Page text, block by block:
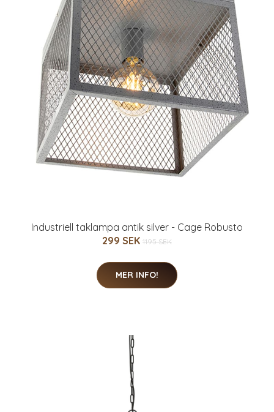
Industriell taklampa antik silver - Cage Robusto
299 SEK 1195 SEK
MER INFO!